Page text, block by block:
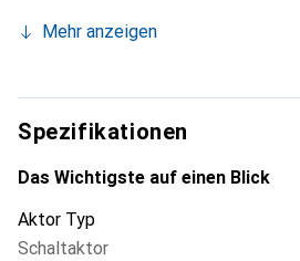
Geräten arbeitet. Das ZigBee 3.0-
neugierige Blicke unlesbar.
Protokoll, können Sie es schnell zu
hinzufügen und sie mit einem
koppeln. Es unterstützt die
Szenenverknüpfung mit Sonoff-
Mehr anzeigen
Spezifikationen
Das Wichtigste auf einen Blick
Aktor Typ
Schaltaktor